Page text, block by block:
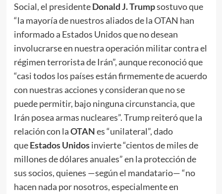
Social, el presidenteDonald J. Trumpsostuvo que
“la mayoría de nuestros aliados de la OTAN han
informado a Estados Unidos que no desean
involucrarse en nuestra operación militar contra el
régimen terrorista de Irán”, aunque reconoció que
“casi todos los países están firmemente de acuerdo
con nuestras acciones y consideran que no se
puede permitir, bajo ninguna circunstancia, que
Irán posea armas nucleares”. Trump reiteró que la
relación con laOTANes “unilateral”, dado
queEstados Unidosinvierte “cientos de miles de
millones de dólares anuales” en la protección de
sus socios, quienes —según el mandatario— “no
hacen nada por nosotros, especialmente en